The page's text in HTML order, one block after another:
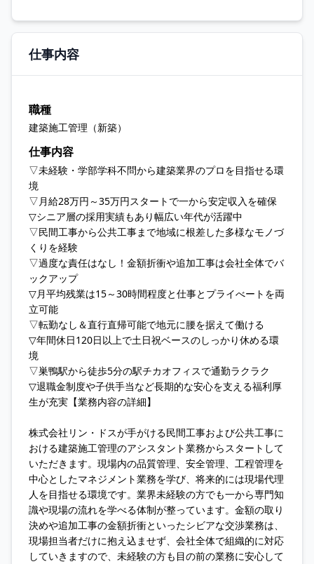
仕事内容
職種
建築施工管理（新築）
仕事内容
▽未経験・学部学科不問から建築業界のプロを目指せる環
境
▽月給28万円～35万円スタートで一から安定収入を確保
▽シニア層の採用実績もあり幅広い年代が活躍中
▽民間工事から公共工事まで地域に根差した多様なモノづ
くりを経験
▽過度な責任はなし！金額折衝や追加工事は会社全体でバ
ックアップ
▽月平均残業は15～30時間程度と仕事とプライべートを両
立可能
▽転勤なし＆直行直帰可能で地元に腰を据えて働ける
▽年間休日120日以上で土日祝ベースのしっかり休める環
境
▽巣鴨駅から徒歩5分の駅チカオフィスで通勤ラクラク
▽退職金制度や子供手当など長期的な安心を支える福利厚
生が充実【業務内容の詳細】
株式会社リン・ドスが手がける民間工事および公共工事に
おける建築施工管理のアシスタント業務からスタートして
いただきます。現場内の品質管理、安全管理、工程管理を
中心としたマネジメント業務を学び、将来的には現場代理
人を目指せる環境です。業界未経験の方でも一から専門知
識や現場の流れを学べる体制が整っています。金額の取り
決めや追加工事の金額折衝といったシビアな交渉業務は、
現場担当者だけに抱え込ませず、会社全体で組織的に対応
していきますので、未経験の方も目の前の業務に安心して